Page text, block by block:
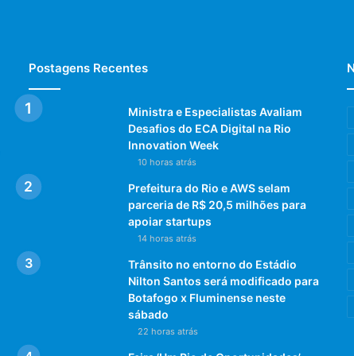
Postagens Recentes
Ministra e Especialistas Avaliam
Desafios do ECA Digital na Rio
Innovation Week
10 horas atrás
Prefeitura do Rio e AWS selam
parceria de R$ 20,5 milhões para
apoiar startups
14 horas atrás
Trânsito no entorno do Estádio
Nilton Santos será modificado para
Botafogo x Fluminense neste
sábado
22 horas atrás